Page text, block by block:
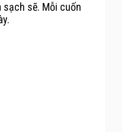
sạch sẽ. Mỗi cuốn